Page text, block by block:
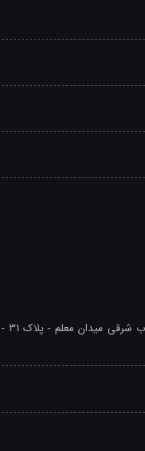
آدرس پستی: تهران - شهريار - ضلع جنوب شرقی میدان معلم - پلاک 31 -